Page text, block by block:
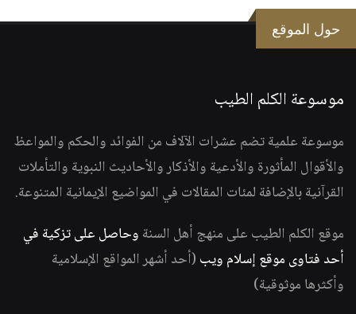
حول الموقع
موسوعة الكلم الطيب
موسوعة علمية تضم عشرات الآلاف من الفوائد والحكم والمواعظ
والأقوال المأثورة والأدعية والأذكار والأحاديث النبوية والتأملات
القرآنية بالإضافة لمئات المقالات في المواضيع الإيمانية المتنوعة.
موقع الكلم الطيب على منهج أهل السنة وحاصل على تزكية في
أحد فتاوى موقع إسلام ويب (أحد أشهر المواقع الإسلامية
وأكثرها موثوقية)